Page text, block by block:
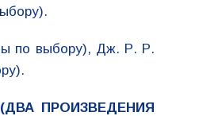
по выбору), Дж. Р. Р.
ПРОИЗВЕДЕНИЯ